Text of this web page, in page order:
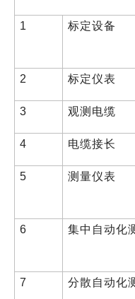
1 标定设备
2 标定仪表
3 观测电缆
4 电缆接长
5 测量仪表
6 集中自动化
7 分散自动化